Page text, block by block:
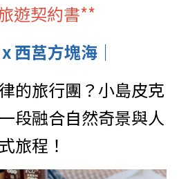
遊契約書**
西莒方塊海｜
的旅行團？小島皮克
段融合自然奇景與人
旅程！